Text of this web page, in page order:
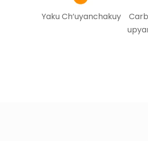
Yaku Ch’uyanchakuy